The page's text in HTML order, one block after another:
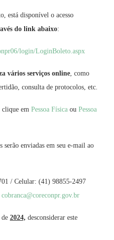
está disponível o acesso
do link abaixo:
login/LoginBoleto.aspx
vários serviços online, como
consulta de protocolos, etc.
clique em Pessoa Física ou Pessoa
serão enviadas em seu e-mail ao
/ Celular: (41) 98855-2497
cobranca@coreconpr.gov.br
2024, desconsiderar este